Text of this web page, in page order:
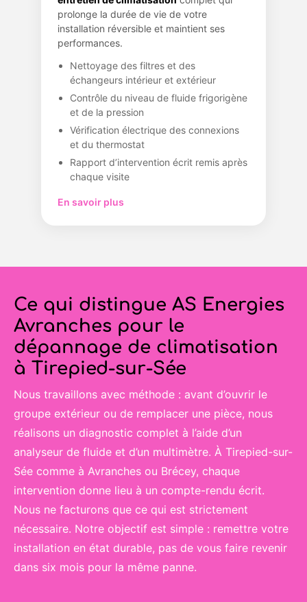
prolonge la durée de vie de votre
installation réversible et maintient ses
performances.
Nettoyage des filtres et des
échangeurs intérieur et extérieur
Contrôle du niveau de fluide frigorigène
et de la pression
Vérification électrique des connexions
et du thermostat
Rapport d’intervention écrit remis après
chaque visite
En savoir plus
Ce qui distingue AS Energies
Avranches pour le
dépannage de climatisation
à Tirepied-sur-Sée
Nous travaillons avec méthode : avant d’ouvrir le
groupe extérieur ou de remplacer une pièce, nous
réalisons un diagnostic complet à l’aide d’un
analyseur de fluide et d’un multimètre. À Tirepied-sur-
Sée comme à Avranches ou Brécey, chaque
intervention donne lieu à un compte-rendu écrit.
Nous ne facturons que ce qui est strictement
nécessaire. Notre objectif est simple : remettre votre
installation en état durable, pas de vous faire revenir
dans six mois pour la même panne.